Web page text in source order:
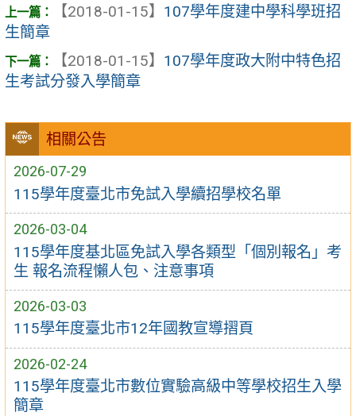
相關公告
2026-07-29
115學年度臺北市免試入學續招學校名單
2026-03-04
115學年度基北區免試入學各類型「個別報名」考
生 報名流程懶人包、注意事項
2026-03-03
115學年度臺北市12年國教宣導摺頁
2026-02-24
115學年度臺北市數位實驗高級中等學校招生入學
簡章
【2018-01-15】 107學年度建中學科學班招
生簡章
【2018-01-15】 107學年度政大附中特色招
生考試分發入學簡章